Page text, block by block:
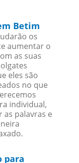
Betim
os
aumentar o
as suas
eles são
no que
individual,
as palavras e
para